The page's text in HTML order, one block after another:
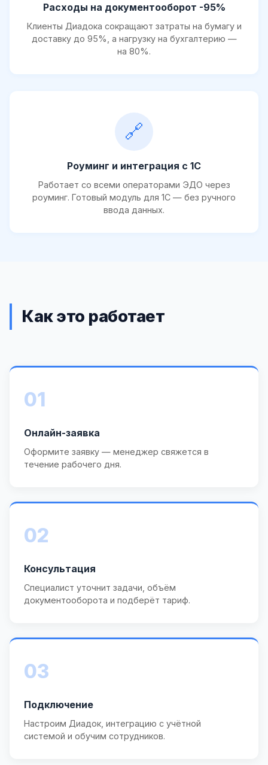
Расходы на документооборот -95%
Клиенты Диадока сокращают затраты на бумагу и
доставку до 95%, а нагрузку на бухгалтерию —
на 80%.
🔗
Роуминг и интеграция с 1С
Работает со всеми операторами ЭДО через
роуминг. Готовый модуль для 1С — без ручного
ввода данных.
Как это работает
01
Онлайн-заявка
Оформите заявку — менеджер свяжется в
течение рабочего дня.
02
Консультация
Специалист уточнит задачи, объём
документооборота и подберёт тариф.
03
Подключение
Настроим Диадок, интеграцию с учётной
системой и обучим сотрудников.